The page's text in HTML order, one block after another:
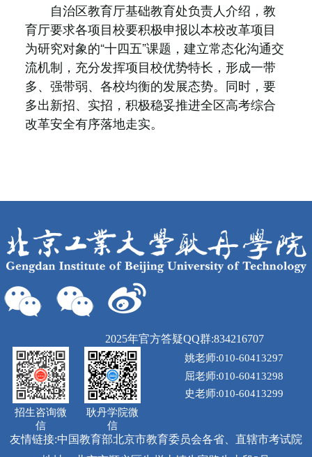
自治区教育厅基础教育处负责人介绍，教
育厅要求各项目校要积极申报以本校改革项目
为研究对象的“十四五”课题，建立常态化沟通交
流机制，充分发挥项目校优势特长，形成一带
多、强带弱、各校均衡的发展态势。同时，要
多出新招、实招，积极稳妥推进全区高考综合
改革安全有序落地走实。
2025年官方答疑QQ群:834216707
姚老师:010-60413297
屈老师:010-60413298
史老师:010-60413299
耿丹学院微
信
招生咨询微
信
友情链接:中国教育部北京市教育委员会各省、直辖市考试院